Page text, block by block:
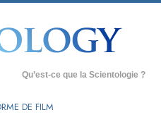
Qu’est-ce que la Scientologie ?
DE FILM